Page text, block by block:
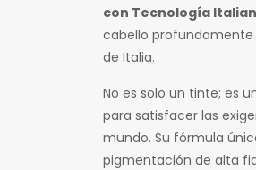
con Tecnología
cabello
de Italia.
No es solo un tinte; es
para satisfacer las
mundo. Su fórmula
pigmentación de alta